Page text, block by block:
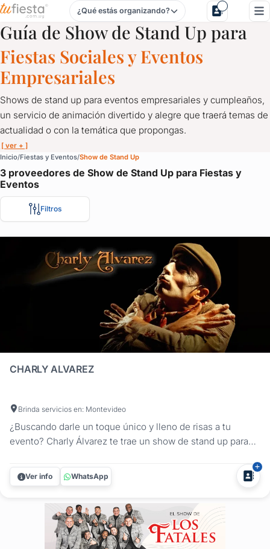
Show de Stand Up para Fiestas y Eventos en Uruguay
¿Qué estás organizando?
Guía de Show de Stand Up para
Fiestas Sociales y Eventos
Empresariales
Shows de stand up para eventos empresariales y cumpleaños,
un servicio de animación divertido y alegre que traerá temas de
actualidad o con la temática que propongas.
[ ver + ]
Inicio Fiestas y Eventos Show de Stand Up
3 proveedores de Show de Stand Up para Fiestas y
Eventos
Filtros
CHARLY ALVAREZ
Brinda servicios en: Montevideo
¿Buscando darle un toque único y lleno de risas a tu
evento? Charly Álvarez te trae un show de stand up para
identificados y, sobre todo, que no paren de reír. Mi
espectáculo es una mezcla de humor, locuras y reflexiones
Ver info WhatsApp
Show de Stand Up para Fiestas y Eventos en Uruguay
Shows de stand up para eventos empresariales y
Animá tu fiesta de fin de año, de cumpleaños o de 15 con el